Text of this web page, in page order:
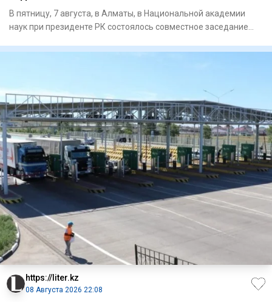
В пятницу, 7 августа, в Алматы, в Национальной академии
наук при президенте РК состоялось совместное заседание
https://liter.kz
08 Августа 2026 22:08